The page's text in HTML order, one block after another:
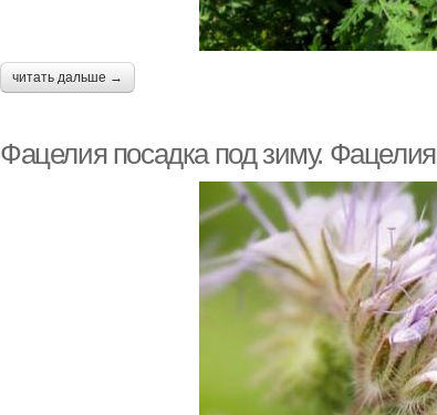
читать дальше →
Фацелия посадка под зиму. Фацелия